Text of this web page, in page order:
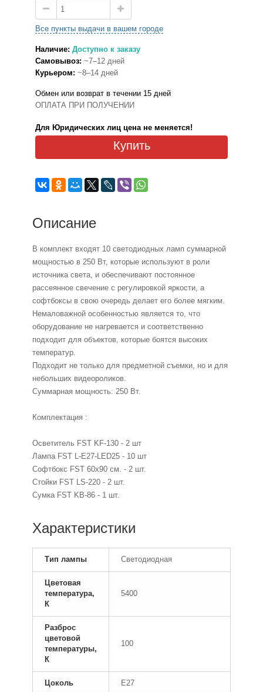
Все пункты выдачи в вашем городе
Наличие: Доступно к заказу
Самовывоз: ~7–12 дней
Курьером: ~8–14 дней
Обмен или возврат в течении 15 дней
ОПЛАТА ПРИ ПОЛУЧЕНИИ
Для Юридических лиц цена не меняется!
Купить
Описание
В комплект входят 10 светодиодных ламп суммарной
мощностью в 250 Вт, которые используют в роли
источника света, и обеспечивают постоянное
рассеянное свечение с регулировкой яркости, а
софтбоксы в свою очередь делает его более мягким.
Немаловажной особенностью является то, что
оборудование не нагревается и соответственно
подходит для объектов, которые боятся высоких
температур.
Подходит не только для предметной съемки, но и для
небольших видеороликов.
Суммарная мощность: 250 Вт.
Комплектация :
Осветитель FST KF-130 - 2 шт
Лампа FST L-E27-LED25 - 10 шт
Софтбокс FST 60x90 см. - 2 шт.
Стойки FST LS-220 - 2 шт.
Сумка FST KB-86 - 1 шт.
Характеристики
Тип лампы Светодиодная
Цветовая
температура,
К
5400
Разброс
цветовой
температуры,
К
100
Цоколь E27